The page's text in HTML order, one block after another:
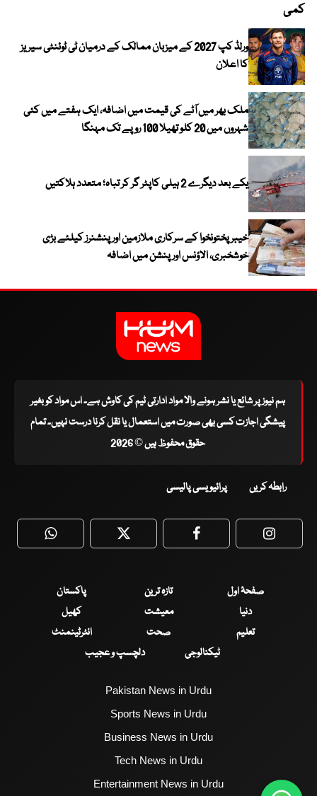
کمی
ورلڈ کپ 2027 کے میزبان ممالک کے درمیان ٹی ٹوئنٹی سیریز
کا اعلان
ملک بھر میں آٹے کی قیمت میں اضافہ، ایک ہفتے میں کئی
شہروں میں 20 کلو تھیلا 100 روپے تک مہنگا
یکے بعد دیگرے 2 ہیلی کاپٹر گر کر تباہ؛ متعدد ہلاکتیں
خیبرپختونخوا کے سرکاری ملازمین اور پنشنرز کیلئے بڑی
خوشخبری، الاؤنس اور پنشن میں اضافہ
ہم نیوز پر شائع یا نشر ہونے والا مواد ادارتی ٹیم کی کاوش ہے۔ اس مواد کو بغیر
پیشگی اجازت کسی بھی صورت میں استعمال یا نقل کرنا درست نہیں۔ تمام
حقوق محفوظ ہیں © 2026
رابطہ کریں پرائیویسی پالیسی
WhatsApp Twitter Facebook
صفحۂ اول تازہ ترین
پاکستان
دنیا
معیشت
کھیل
تعلیم
صحت
انٹرٹینمنٹ
ٹیکنالوجی
دلچسپ و عجیب
Pakistan News in Urdu
Sports News in Urdu
Business News in Urdu
Tech News in Urdu
Entertainment News in Urdu